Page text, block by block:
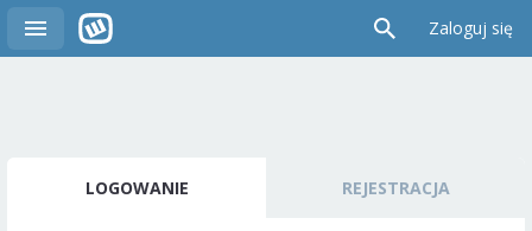
Zaloguj się
LOGOWANIE REJESTRACJA